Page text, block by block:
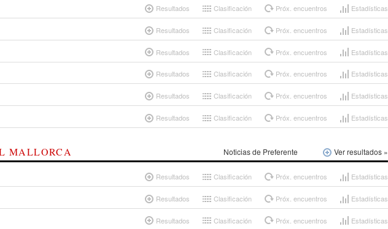
Estadísticas
Próx. encuentros
Clasificación
Resultados
Estadísticas
Próx. encuentros
Clasificación
Resultados
Estadísticas
Próx. encuentros
Clasificación
Resultados
Estadísticas
Próx. encuentros
Clasificación
Resultados
Estadísticas
Próx. encuentros
Clasificación
Resultados
Estadísticas
Próx. encuentros
Clasificación
Resultados
Ver resultados »
Noticias de Preferente
MALLORCA
Estadísticas
Próx. encuentros
Clasificación
Resultados
Estadísticas
Próx. encuentros
Clasificación
Resultados
Estadísticas
Próx. encuentros
Clasificación
Resultados